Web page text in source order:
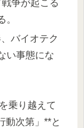
争が起こる
。
バイオテク
い事態にな
乗り越えて
動次第」**と